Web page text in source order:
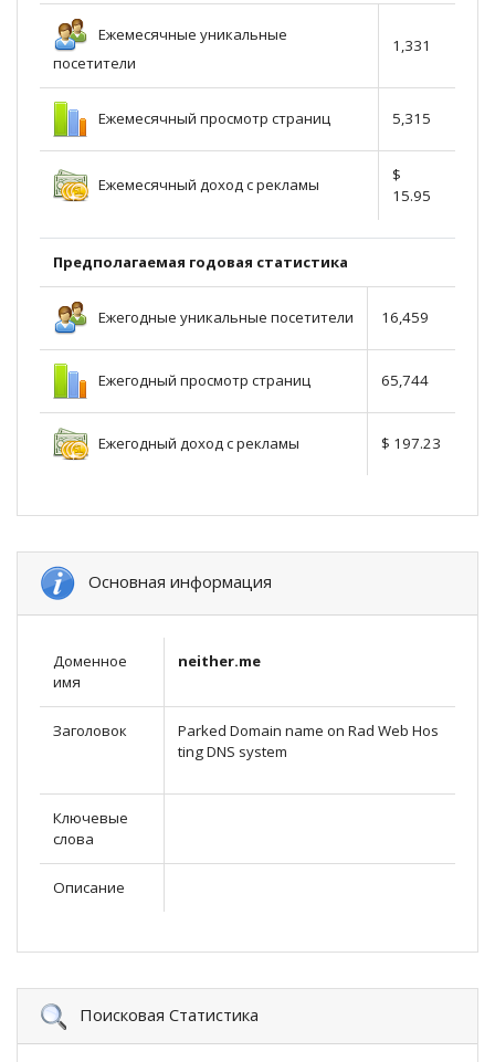
Ежемесячные уникальные
посетители
1,331
Ежемесячный просмотр страниц 5,315
Ежемесячный доход с рекламы
$
15.95
Предполагаемая годовая статистика
Ежегодные уникальные посетители 16,459
Ежегодный просмотр страниц 65,744
Ежегодный доход с рекламы $ 197.23
Основная информация
Доменное
имя
neither.me
Заголовок
Parked Domain name on Rad Web Hos
ting DNS system
Ключевые
слова
Описание
Поисковая Статистика